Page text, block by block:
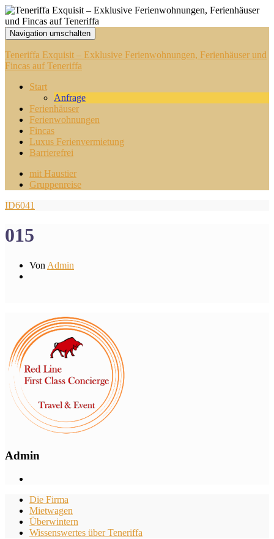
Navigation umschalten
Teneriffa Exquisit – Exklusive Ferienwohnungen, Ferienhäuser und
Fincas auf Teneriffa
Start
Anfrage
Ferienhäuser
Ferienwohnungen
Fincas
Luxus Ferienvermietung
Barrierefrei
mit Haustier
Gruppenreise
ID6041
015
Von Admin
Admin
Die Firma
Mietwagen
Überwintern
Wissenswertes über Teneriffa